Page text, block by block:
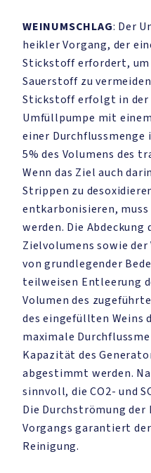
WEINUMSCHLAG: Der
heikler Vorgang, der
Stickstoff erfordert, um
Sauerstoff zu
Stickstoff erfolgt in der
Umfüllpumpe mit
einer Durchflussmenge
5% des Volumens des
Wenn das Ziel auch
Strippen zu
entkarbonisieren,
werden. Die Abdeckung
Zielvolumens sowie
von grundlegender
teilweisen Entleerung
Volumen des
des eingefüllten Weins
maximale
Kapazität des
abgestimmt werden.
sinnvoll, die CO2- und
Die Durchströmung der
Vorgangs garantiert
Reinigung.